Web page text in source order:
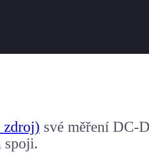
zdroj) své měření DC-
spoji.